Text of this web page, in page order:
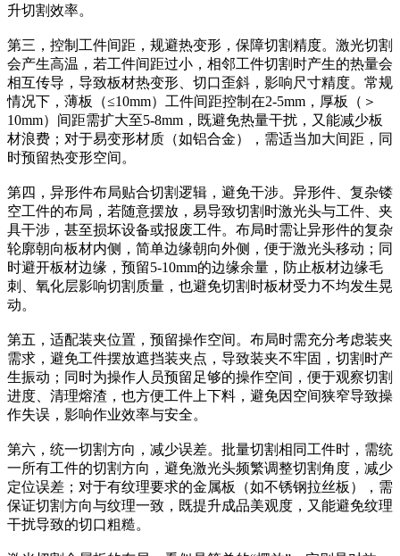
升切割效率。
第三，控制工件间距，规避热变形，保障切割精度。激光切割
会产生高温，若工件间距过小，相邻工件切割时产生的热量会
相互传导，导致板材热变形、切口歪斜，影响尺寸精度。常规
情况下，薄板（≤10mm）工件间距控制在2-5mm，厚板（＞
10mm）间距需扩大至5-8mm，既避免热量干扰，又能减少板
材浪费；对于易变形材质（如铝合金），需适当加大间距，同
时预留热变形空间。
第四，异形件布局贴合切割逻辑，避免干涉。异形件、复杂镂
空工件的布局，若随意摆放，易导致切割时激光头与工件、夹
具干涉，甚至损坏设备或报废工件。布局时需让异形件的复杂
轮廓朝向板材内侧，简单边缘朝向外侧，便于激光头移动；同
时避开板材边缘，预留5-10mm的边缘余量，防止板材边缘毛
刺、氧化层影响切割质量，也避免切割时板材受力不均发生晃
动。
第五，适配装夹位置，预留操作空间。布局时需充分考虑装夹
需求，避免工件摆放遮挡装夹点，导致装夹不牢固，切割时产
生振动；同时为操作人员预留足够的操作空间，便于观察切割
进度、清理熔渣，也方便工件上下料，避免因空间狭窄导致操
作失误，影响作业效率与安全。
第六，统一切割方向，减少误差。批量切割相同工件时，需统
一所有工件的切割方向，避免激光头频繁调整切割角度，减少
定位误差；对于有纹理要求的金属板（如不锈钢拉丝板），需
保证切割方向与纹理一致，既提升成品美观度，又能避免纹理
干扰导致的切口粗糙。